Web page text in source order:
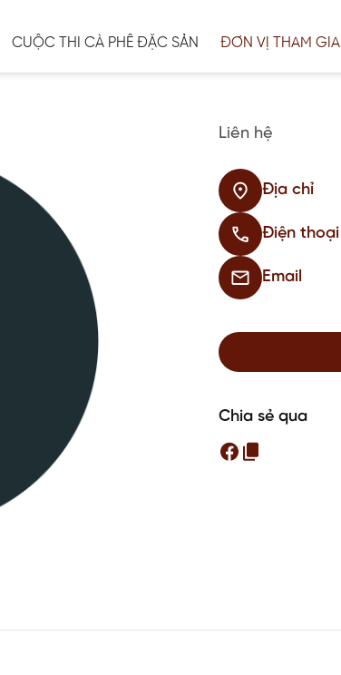
CUỘC THI CÀ PHÊ ĐẶC SẢN ĐƠN VỊ THAM GIA
Liên hệ
Địa chỉ
Điện thoại
Email
Chia sẻ qua